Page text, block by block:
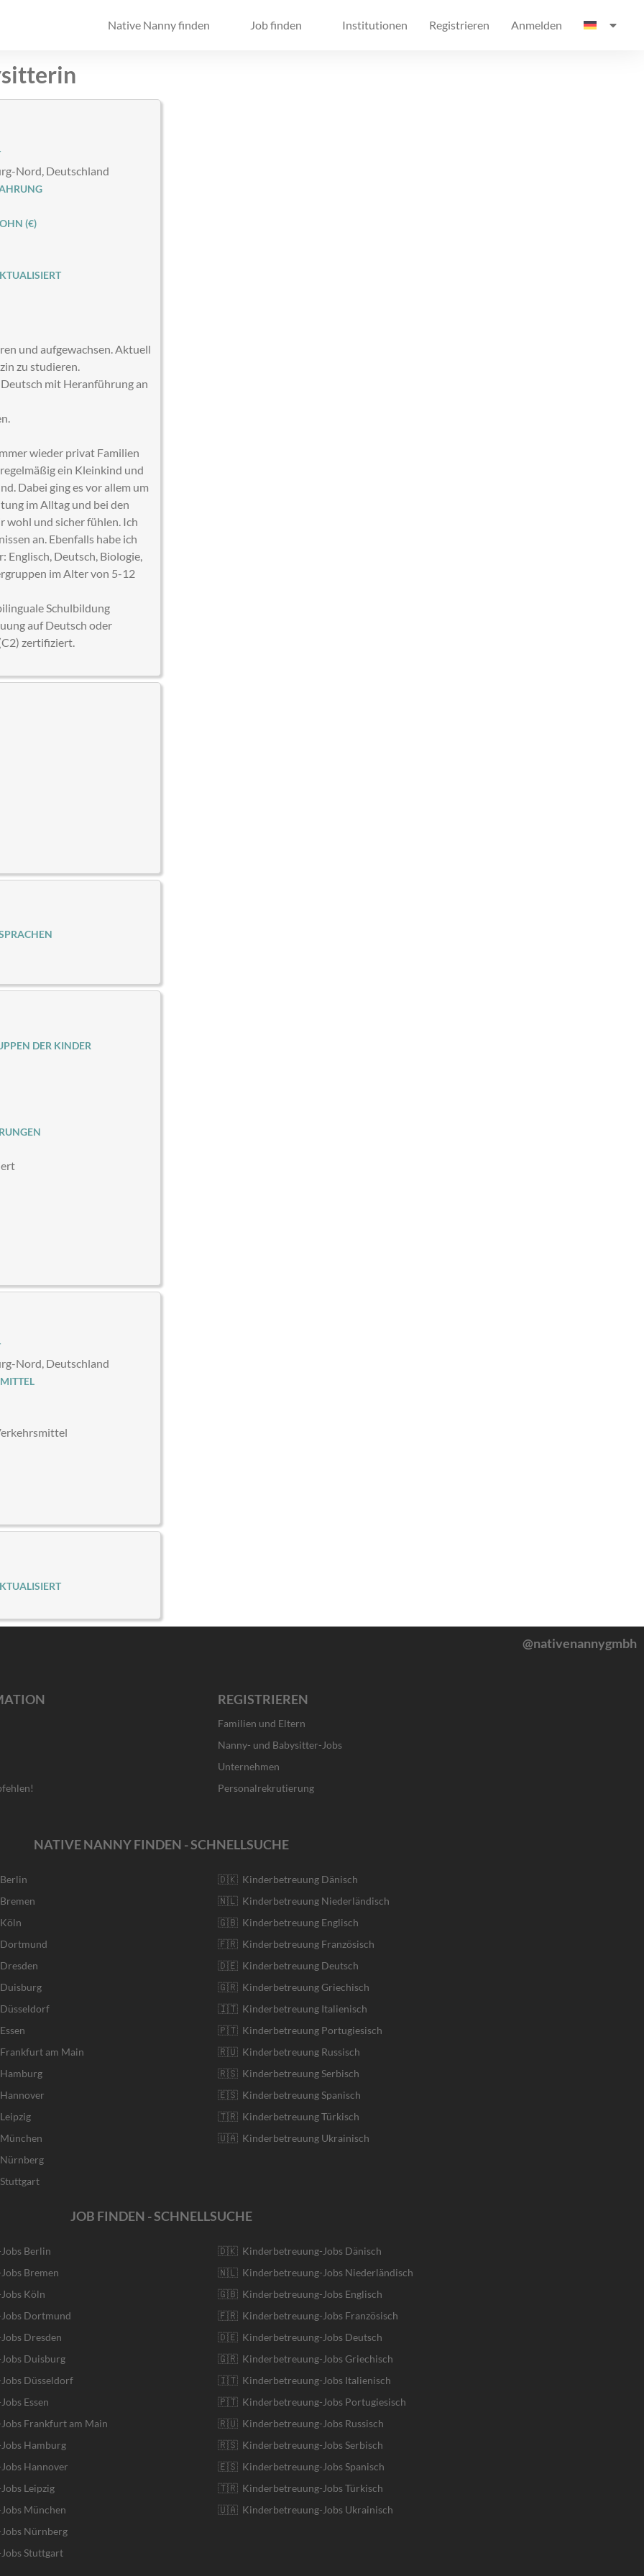
Native Nanny finden Job finden Institutionen Registrieren Anmelden
Nord, Deutschland
(€)
und aufgewachsen. Aktuell
zu studieren.
mit Heranführung an
wieder privat Familien
ein Kleinkind und
Dabei ging es vor allem um
im Alltag und bei den
wohl und sicher fühlen. Ich
an. Ebenfalls habe ich
Englisch, Deutsch, Biologie,
im Alter von 5-12
Schulbildung
auf Deutsch oder
zertifiziert.
DER KINDER
Nord, Deutschland
@nativenannygmbh
REGISTRIEREN
Familien und Eltern
Nanny- und Babysitter-Jobs
Unternehmen
Personalrekrutierung
NATIVE NANNY FINDEN - SCHNELLSUCHE
am Main
🇩🇰 Kinderbetreuung Dänisch
🇳🇱 Kinderbetreuung Niederländisch
🇬🇧 Kinderbetreuung Englisch
🇫🇷 Kinderbetreuung Französisch
🇩🇪 Kinderbetreuung Deutsch
🇬🇷 Kinderbetreuung Griechisch
🇮🇹 Kinderbetreuung Italienisch
🇵🇹 Kinderbetreuung Portugiesisch
🇷🇺 Kinderbetreuung Russisch
🇷🇸 Kinderbetreuung Serbisch
🇪🇸 Kinderbetreuung Spanisch
🇹🇷 Kinderbetreuung Türkisch
🇺🇦 Kinderbetreuung Ukrainisch
JOB FINDEN - SCHNELLSUCHE
Berlin
Bremen
Köln
Dortmund
Dresden
Duisburg
Düsseldorf
Essen
Frankfurt am Main
Hamburg
Hannover
Leipzig
München
Nürnberg
Stuttgart
🇩🇰 Kinderbetreuung-Jobs Dänisch
🇳🇱 Kinderbetreuung-Jobs Niederländisch
🇬🇧 Kinderbetreuung-Jobs Englisch
🇫🇷 Kinderbetreuung-Jobs Französisch
🇩🇪 Kinderbetreuung-Jobs Deutsch
🇬🇷 Kinderbetreuung-Jobs Griechisch
🇮🇹 Kinderbetreuung-Jobs Italienisch
🇵🇹 Kinderbetreuung-Jobs Portugiesisch
🇷🇺 Kinderbetreuung-Jobs Russisch
🇷🇸 Kinderbetreuung-Jobs Serbisch
🇪🇸 Kinderbetreuung-Jobs Spanisch
🇹🇷 Kinderbetreuung-Jobs Türkisch
🇺🇦 Kinderbetreuung-Jobs Ukrainisch